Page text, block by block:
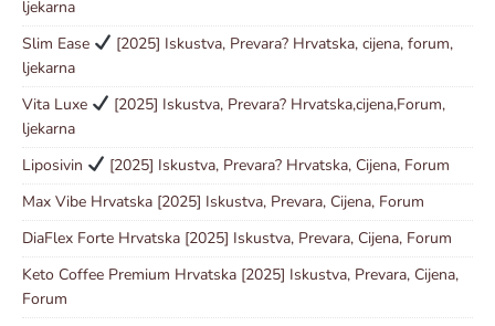
ljekarna
Slim Ease
[2025] Iskustva, Prevara? Hrvatska, cijena, forum,
ljekarna
Vita Luxe
[2025] Iskustva, Prevara? Hrvatska,cijena,Forum,
ljekarna
Liposivin
[2025] Iskustva, Prevara? Hrvatska, Cijena, Forum
Max Vibe Hrvatska [2025] Iskustva, Prevara, Cijena, Forum
DiaFlex Forte Hrvatska [2025] Iskustva, Prevara, Cijena, Forum
Keto Coffee Premium Hrvatska [2025] Iskustva, Prevara, Cijena,
Forum